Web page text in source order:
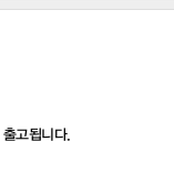
고됩니다.